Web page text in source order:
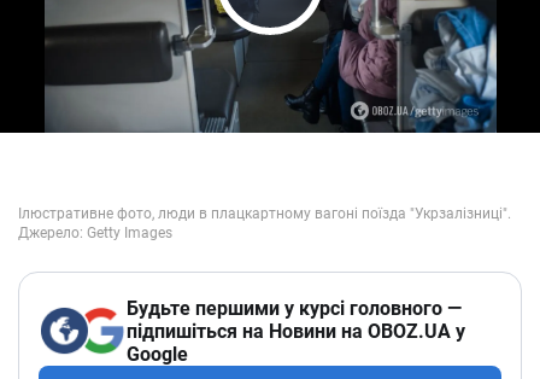
Play Video
Будьте першими у курсі головного —
підпишіться на Новини на OBOZ.UA у
Google